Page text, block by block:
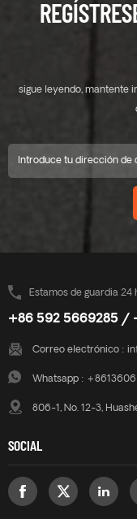
sigue leyendo, mantente
Estamos de guardia 24
+86 592 5669285 /
Correo electrónico :
Whatsapp :
806-1, No. 12-3,
SOCIAL